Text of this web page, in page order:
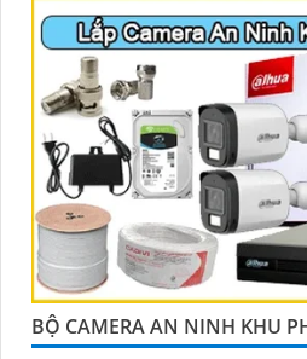
BỘ CAMERA AN NINH KHU